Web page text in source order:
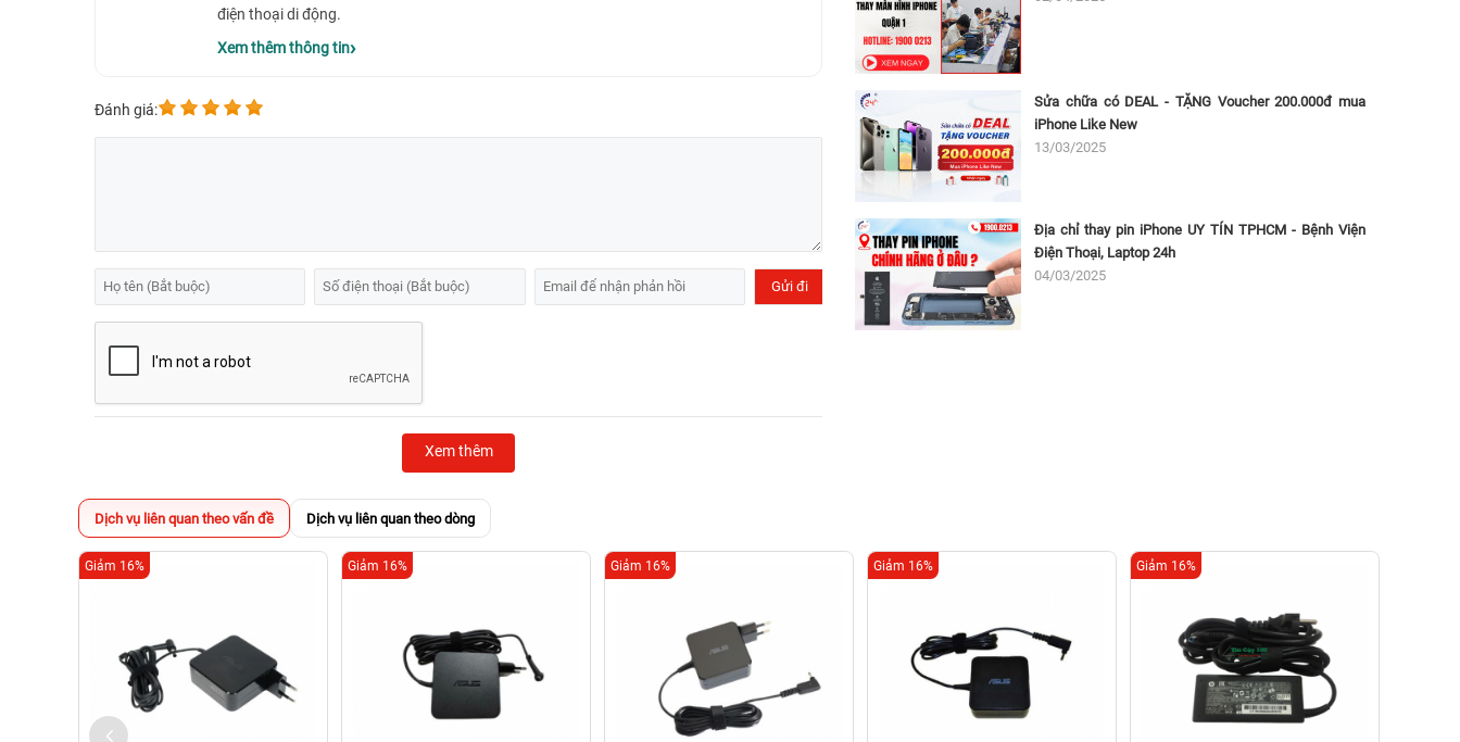
điện thoại di động.
Xem thêm thông tin
Đánh giá:
Xem thêm
Sửa chữa có DEAL - TẶNG Voucher 200.000đ mua
iPhone Like New
13/03/2025
Địa chỉ thay pin iPhone UY TÍN TPHCM - Bệnh Viện
Điện Thoại, Laptop 24h
04/03/2025
Dịch vụ liên quan theo vấn đề Dịch vụ liên quan theo dòng
Giảm 16% Giảm 16% Giảm 16% Giảm 16% Giảm 16%